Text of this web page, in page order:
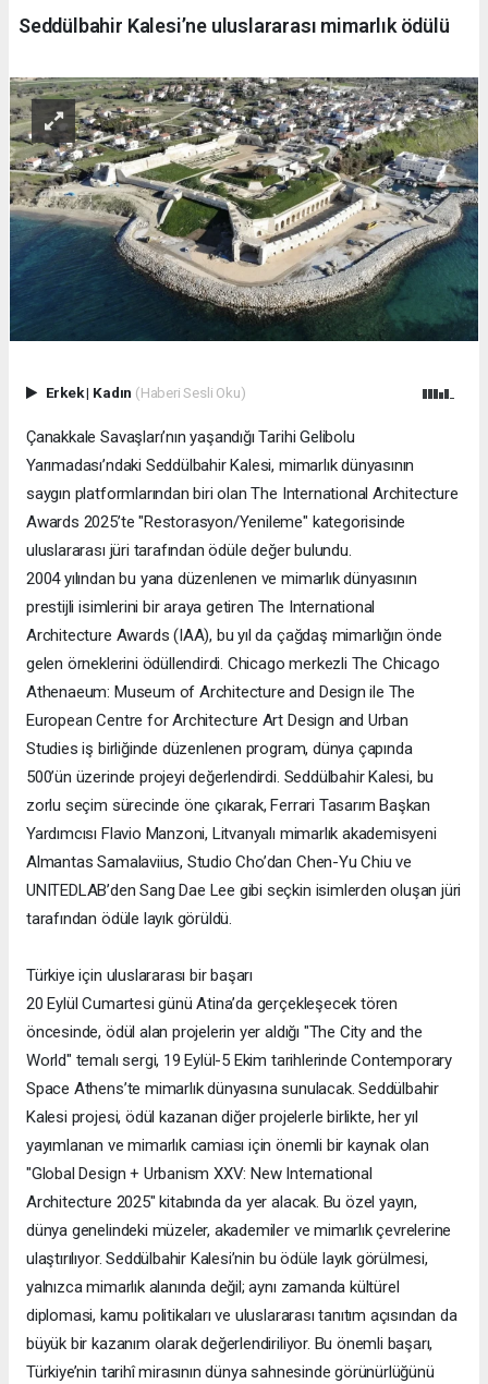
Seddülbahir Kalesi’ne uluslararası mimarlık ödülü
Erkek| Kadın (Haberi Sesli Oku)
Çanakkale Savaşları’nın yaşandığı Tarihi Gelibolu
Yarımadası’ndaki Seddülbahir Kalesi, mimarlık dünyasının
saygın platformlarından biri olan The International Architecture
Awards 2025’te "Restorasyon/Yenileme" kategorisinde
uluslararası jüri tarafından ödüle değer bulundu.
2004 yılından bu yana düzenlenen ve mimarlık dünyasının
prestijli isimlerini bir araya getiren The International
Architecture Awards (IAA), bu yıl da çağdaş mimarlığın önde
gelen örneklerini ödüllendirdi. Chicago merkezli The Chicago
Athenaeum: Museum of Architecture and Design ile The
European Centre for Architecture Art Design and Urban
Studies iş birliğinde düzenlenen program, dünya çapında
500’ün üzerinde projeyi değerlendirdi. Seddülbahir Kalesi, bu
zorlu seçim sürecinde öne çıkarak, Ferrari Tasarım Başkan
Yardımcısı Flavio Manzoni, Litvanyalı mimarlık akademisyeni
Almantas Samalaviius, Studio Cho’dan Chen-Yu Chiu ve
UNITEDLAB’den Sang Dae Lee gibi seçkin isimlerden oluşan jüri
tarafından ödüle layık görüldü.
Türkiye için uluslararası bir başarı
20 Eylül Cumartesi günü Atina’da gerçekleşecek tören
öncesinde, ödül alan projelerin yer aldığı "The City and the
World" temalı sergi, 19 Eylül-5 Ekim tarihlerinde Contemporary
Space Athens’te mimarlık dünyasına sunulacak. Seddülbahir
Kalesi projesi, ödül kazanan diğer projelerle birlikte, her yıl
yayımlanan ve mimarlık camiası için önemli bir kaynak olan
"Global Design + Urbanism XXV: New International
Architecture 2025" kitabında da yer alacak. Bu özel yayın,
dünya genelindeki müzeler, akademiler ve mimarlık çevrelerine
ulaştırılıyor. Seddülbahir Kalesi’nin bu ödüle layık görülmesi,
yalnızca mimarlık alanında değil; aynı zamanda kültürel
diplomasi, kamu politikaları ve uluslararası tanıtım açısından da
büyük bir kazanım olarak değerlendiriliyor. Bu önemli başarı,
Türkiye’nin tarihî mirasının dünya sahnesinde görünürlüğünü